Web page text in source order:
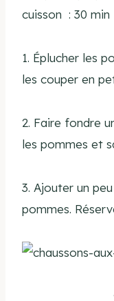
cuisson : 30 min
1. Éplucher les
les couper en
2. Faire fondre
les pommes et
3. Ajouter un
pommes.